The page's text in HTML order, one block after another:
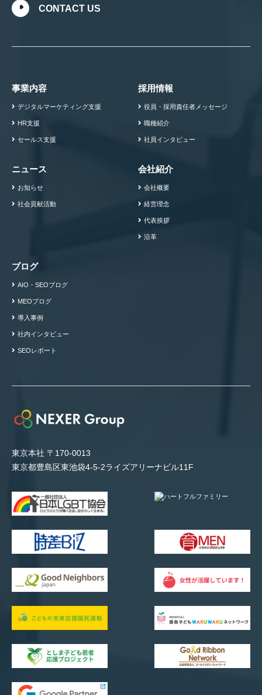
CONTACT US
東京本社 〒170-0013
東京都豊島区東池袋4-5-2ライズアリーナビル11F
事業内容
デジタルマーケティング支援
HR支援
セールス支援
採用情報
役員・採用責任者メッセージ
職種紹介
社員インタビュー
ニュース
お知らせ
社会貢献活動
会社紹介
会社概要
経営理念
代表挨拶
沿革
ブログ
AIO・SEOブログ
MEOブログ
導入事例
社内インタビュー
SEOレポート